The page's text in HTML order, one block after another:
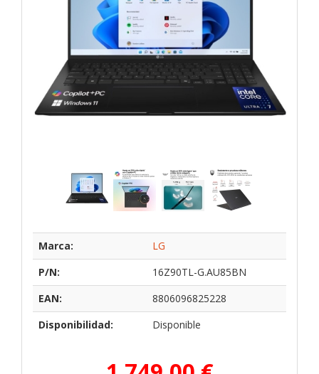
Marca:
LG
P/N:
16Z90TL-G.AU85BN
EAN:
8806096825228
Disponibilidad:
Disponible